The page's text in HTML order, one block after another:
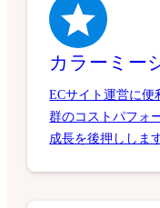
カラーミー
ECサイト運営に便
群のコストパフォ
成長を後押ししま